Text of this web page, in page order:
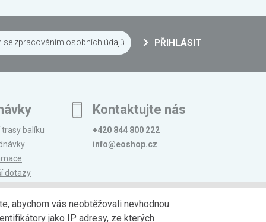
se zpracováním osobních údajů PŘIHLÁSIT
balíku
dotazy
Kontaktujte nás
+420 844 800 222
info@eoshop.cz
abychom vás neobtěžovali nevhodnou
jako IP adresy, ze kterých